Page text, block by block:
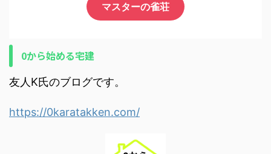
マスターの雀荘
0から始める宅建
友人K氏のブログです。
https://0karatakken.com/